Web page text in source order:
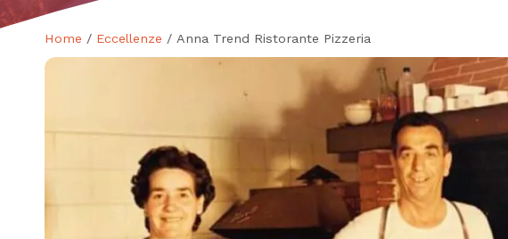
Home / Eccellenze / Anna Trend Ristorante Pizzeria